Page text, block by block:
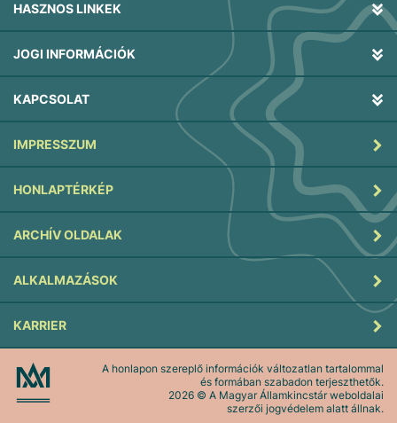
HASZNOS LINKEK
JOGI INFORMÁCIÓK
KAPCSOLAT
IMPRESSZUM
HONLAPTÉRKÉP
ARCHÍV OLDALAK
ALKALMAZÁSOK
KARRIER
A honlapon szereplő információk változatlan tartalommal
és formában szabadon terjeszthetők.
2026 © A Magyar Államkincstár weboldalai
szerzői jogvédelem alatt állnak.